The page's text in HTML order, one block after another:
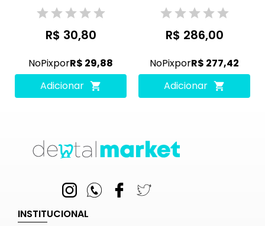
R$ 30,80
NoPixporR$ 29,88
Adicionar
R$ 286,00
NoPixporR$ 277,42
Adicionar
INSTITUCIONAL